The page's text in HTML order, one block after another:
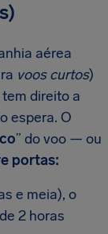
aérea
voos curtos)
tem direito a
espera. O
” do voo — ou
portas:
e meia), o
2 horas